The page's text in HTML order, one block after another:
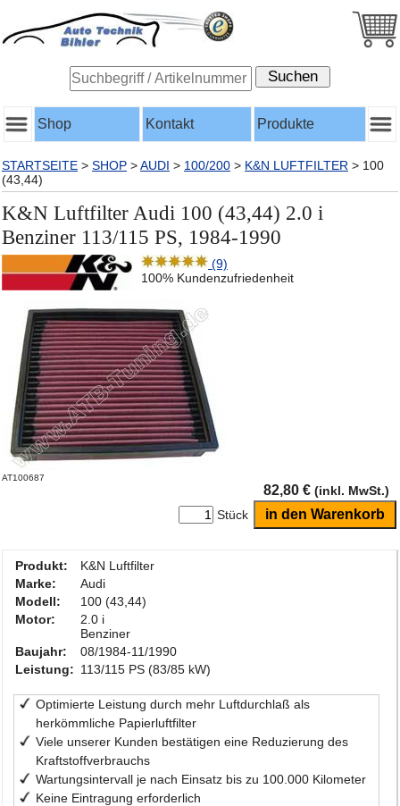
Shop Kontakt Produkte
STARTSEITE > SHOP >AUDI > 100/200 > K&N LUFTFILTER > 100
(43,44)
K&N Luftfilter Audi 100 (43,44) 2.0 i
Benziner 113/115 PS, 1984-1990
(9)
100% Kundenzufriedenheit
AT100687
82,80 € (inkl. MwSt.)
Stück
Produkt:
K&N Luftfilter
Marke:
Audi
Modell:
100 (43,44)
Motor:
2.0 i
Benziner
Baujahr:
08/1984-11/1990
Leistung: 113/115 PS (83/85 kW)
Optimierte Leistung durch mehr Luftdurchlaß als
herkömmliche Papierluftfilter
Viele unserer Kunden bestätigen eine Reduzierung des
Kraftstoffverbrauchs
Wartungsintervall je nach Einsatz bis zu 100.000 Kilometer
Keine Eintragung erforderlich